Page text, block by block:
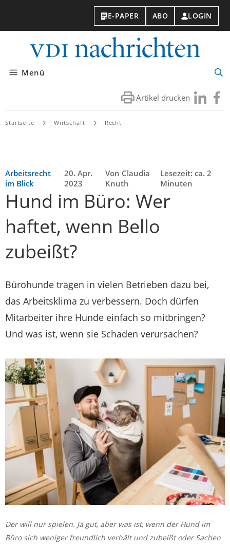
E-PAPER ABO LOGIN
Menü
Artikel drucken Besuchen
Sie
Sie
Startseite Wirtschaft Recht
Arbeitsrecht
im Blick
20. Apr.
2023
Von Claudia
Knuth
Lesezeit: ca. 2
Minuten
Hund im Büro: Wer
haftet, wenn Bello
zubeißt?
Bürohunde tragen in vielen Betrieben dazu bei,
das Arbeitsklima zu verbessern. Doch dürfen
Mitarbeiter ihre Hunde einfach so mitbringen?
Und was ist, wenn sie Schaden verursachen?
Der will nur spielen. Ja gut, aber was ist, wenn der Hund im
Büro sich weniger freundlich verhält und zubeißt oder Sachen